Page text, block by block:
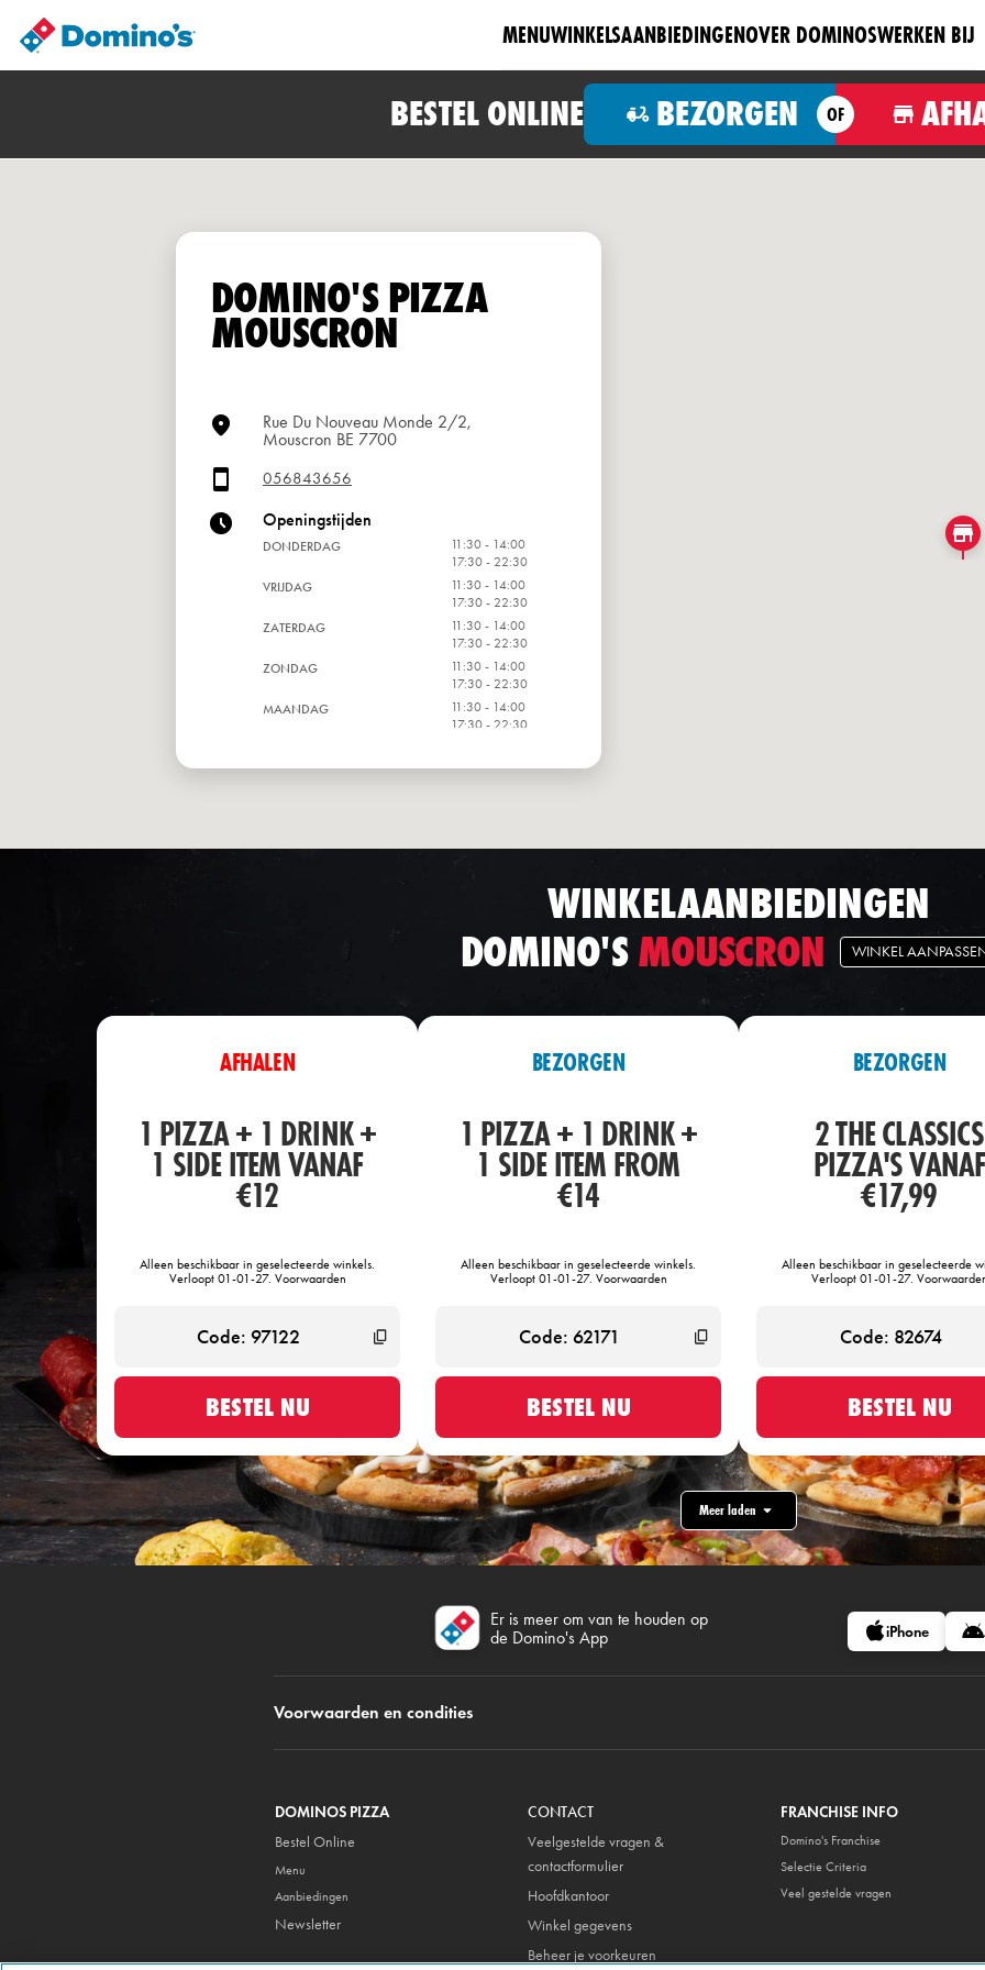
MENUWINKELSAANBIEDINGENOVER DOMINOSWERKEN BIJ
BESTEL ONLINE BEZORGEN OF
DOMINO'S PIZZA
MOUSCRON
Rue Du Nouveau Monde 2/2,
Mouscron BE 7700
056843656
Openingstijden
DONDERDAG
11:30 - 14:00
17:30 - 22:30
VRIJDAG
11:30 - 14:00
17:30 - 22:30
ZATERDAG
11:30 - 14:00
17:30 - 22:30
ZONDAG
11:30 - 14:00
17:30 - 22:30
MAANDAG
11:30 - 14:00
17:30 - 22:30
17:30 - 22:30
WINKELAANBIEDINGEN
DOMINO'S MOUSCRON WINKEL
AFHALEN
1 PIZZA + 1 DRINK +
1 SIDE ITEM VANAF
€12
Alleen beschikbaar in geselecteerde winkels.
Verloopt 01-01-27. Voorwaarden
BESTEL NU
BEZORGEN
1 PIZZA + 1 DRINK +
1 SIDE ITEM FROM
€14
Alleen beschikbaar in geselecteerde winkels.
Verloopt 01-01-27. Voorwaarden
BESTEL NU
BEZORGEN
2 THE CLASSICS
PIZZA'S VANAF
€17,99
Alleen beschikbaar in geselecteerde
Verloopt 01-01-27.
BESTEL NU
Meer laden
Er is meer om van te houden op
de Domino's App
iPhone
Voorwaarden en condities
DOMINOS PIZZA
Bestel Online
Menu
Aanbiedingen
Newsletter
CONTACT
Veelgestelde vragen &
contactformulier
Hoofdkantoor
Winkel gegevens
Beheer je voorkeuren
FRANCHISE INFO
Domino's Franchise
Selectie Criteria
Veel gestelde vragen